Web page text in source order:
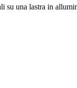
su una lastra in